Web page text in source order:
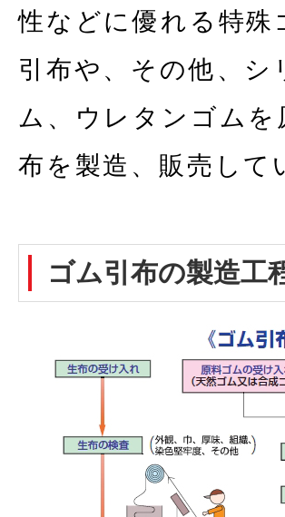
性などに優れる特
引布や、その他、
ム、ウレタンゴム
布を製造、販売して
ゴム引布の製造工